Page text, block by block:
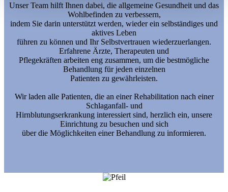
Unser Team hilft Ihnen dabei, die allgemeine Gesundheit und das
Wohlbefinden zu verbessern,
indem Sie darin unterstützt werden, wieder ein selbständiges und
aktives Leben
führen zu können und Ihr Selbstvertrauen wiederzuerlangen.
Erfahrene Ärzte, Therapeuten und
Pflegekräften arbeiten eng zusammen, um die bestmögliche
Behandlung für jeden einzelnen
Patienten zu gewährleisten.
Wir laden alle Patienten, die an einer Rehabilitation nach einer
Schlaganfall- und
Hirnblutungserkrankung interessiert sind, herzlich ein, unsere
Einrichtung zu besuchen und sich
über die Möglichkeiten einer Behandlung zu informieren.